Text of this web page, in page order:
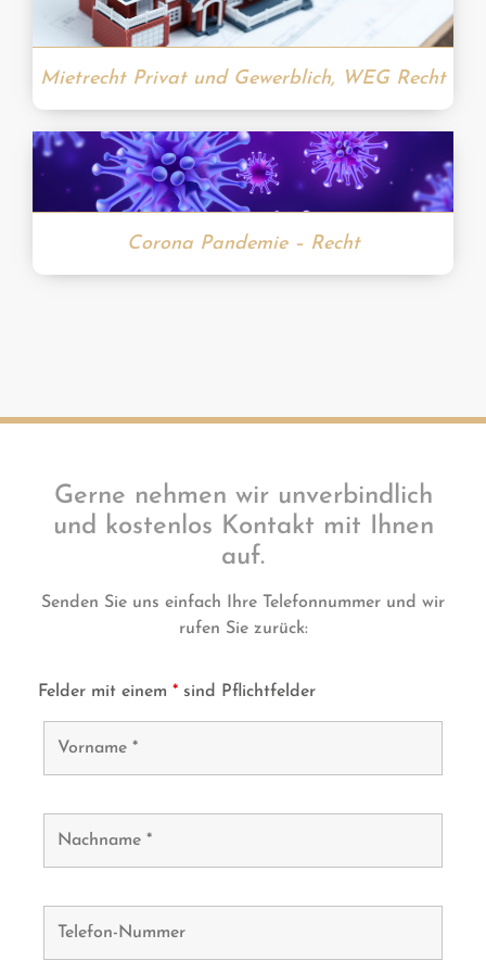
Mietrecht Privat und Gewerblich, WEG Recht
Corona Pandemie – Recht
Gerne nehmen wir unverbindlich
und kostenlos Kontakt mit Ihnen
auf.
Senden Sie uns einfach Ihre Telefonnummer und wir
rufen Sie zurück:
Felder mit einem * sind Pflichtfelder